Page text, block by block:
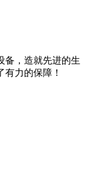
备，造就先进的生
力的保障！